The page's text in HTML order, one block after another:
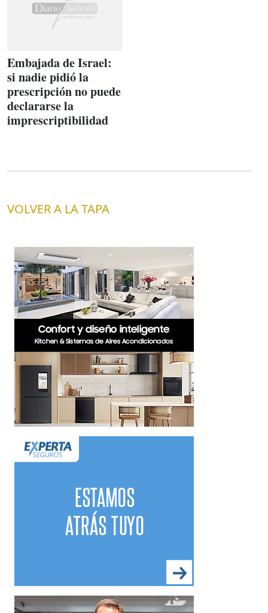
Embajada de Israel:
si nadie pidió la
prescripción no puede
declararse la
imprescriptibilidad
VOLVER A LA TAPA